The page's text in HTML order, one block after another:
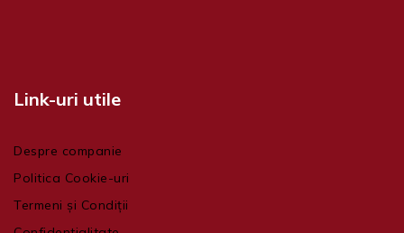
Link-uri utile
Despre companie
Politica Cookie-uri
Termeni și Condiții